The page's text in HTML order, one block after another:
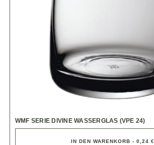
WMF SERIE DIVINE WASSERGLAS (VPE 24)
IN DEN WARENKORB - 0,24 €